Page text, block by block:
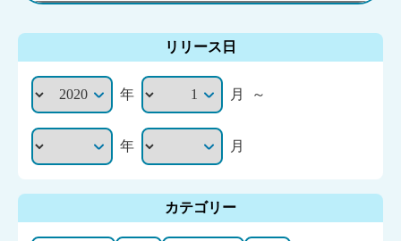
リリース日
年 月 ～
年 月
カテゴリー